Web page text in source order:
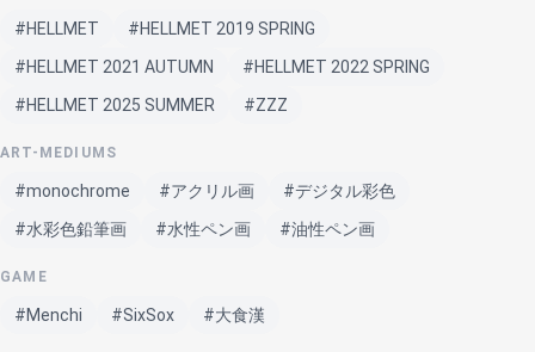
#HELLMET
#HELLMET 2019 SPRING
#HELLMET 2021 AUTUMN
#HELLMET 2022 SPRING
#HELLMET 2025 SUMMER
#ZZZ
ART-MEDIUMS
#monochrome #アクリル画
#デジタル彩色
#水彩色鉛筆画
#水性ペン画 #油性ペン画
GAME
#Menchi #SixSox #大食漢